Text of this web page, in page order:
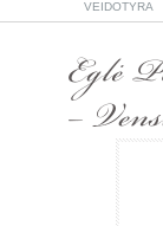
VEIDOTYRA